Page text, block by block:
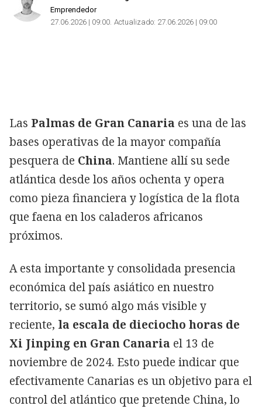
Emprendedor
27.06.2026 | 09:00 Actualizado: 27.06.2026 | 09:00
Las Palmas de Gran Canaria es una de las
bases operativas de la mayor compañía
pesquera de China. Mantiene allí su sede
atlántica desde los años ochenta y opera
como pieza financiera y logística de la flota
que faena en los caladeros africanos
próximos.
A esta importante y consolidada presencia
económica del país asiático en nuestro
territorio, se sumó algo más visible y
reciente, la escala de dieciocho horas de
Xi Jinping en Gran Canaria el 13 de
noviembre de 2024. Esto puede indicar que
efectivamente Canarias es un objetivo para el
control del atlántico que pretende China, lo